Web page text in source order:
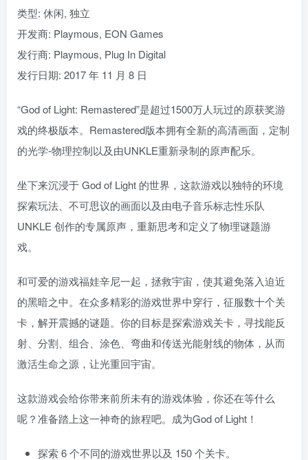
类型: 休闲, 独立
开发商: Playmous, EON Games
发行商: Playmous, Plug In Digital
发行日期: 2017 年 11 月 8 日
“God of Light: Remastered”是超过1500万人玩过的原获奖游
戏的终极版本。Remastered版本拥有全新的高清画面，定制
的光学-物理控制以及由UNKLE重新录制的原声配乐。
坐下来沉浸于 God of Light 的世界，这款游戏以独特的环境
探索玩法、不可思议的画面以及由电子音乐标志性乐队
UNKLE 创作的专属原声，重新思考和定义了物理谜题游
戏。
和可爱的游戏福娃辛尼一起，拯救宇宙，使其避免落入迫近
的黑暗之中。在众多精彩的游戏世界中穿行，征服数十个关
卡，解开震撼的谜题。你的目标是探索游戏关卡，寻找能反
射、分割、组合、涂色、弯曲和传送光能射线的物体，从而
激活生命之源，让光重回宇宙。
这款游戏会给你带来前所未有的游戏体验，你还在等什么
呢？准备踏上这一神奇的旅程吧。成为God of Light！
探索 6 个不同的游戏世界以及 150 个关卡。